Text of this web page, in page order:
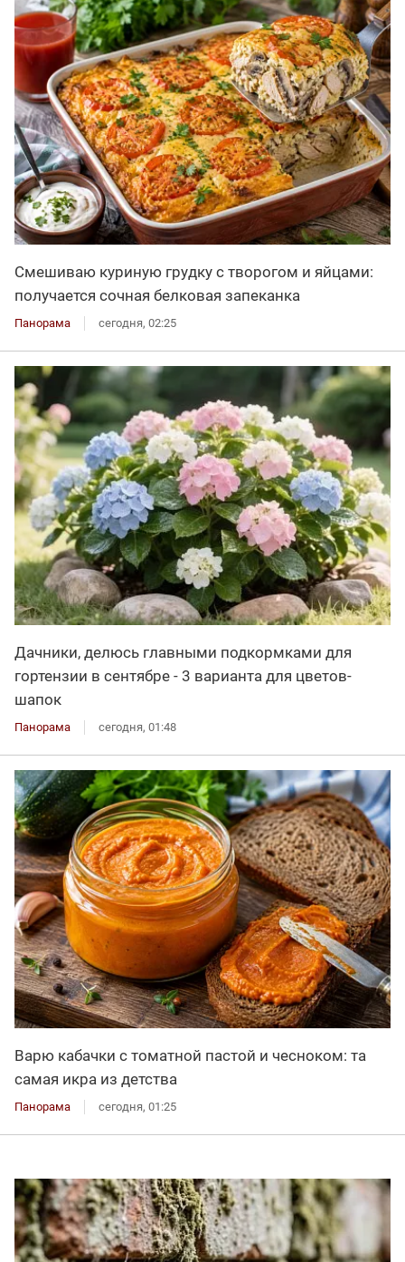
Смешиваю куриную грудку с творогом и яйцами:
получается сочная белковая запеканка
Панорама сегодня, 02:25
Дачники, делюсь главными подкормками для
гортензии в сентябре - 3 варианта для цветов-
шапок
Панорама сегодня, 01:48
Варю кабачки с томатной пастой и чесноком: та
самая икра из детства
Панорама сегодня, 01:25